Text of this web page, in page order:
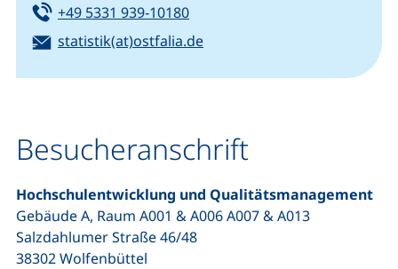
Tel:
+49 5331 939-10180(startet einen Telefonanruf,
E-Mail:
statistik(at)ostfalia.de(öffnet Ihr E-Mail-Programm)
Besucheranschrift
Hochschulentwicklung und Qualitätsmanagement
Gebäude A, Raum A001 & A006 A007 & A013
Salzdahlumer Straße 46/48
38302 Wolfenbüttel